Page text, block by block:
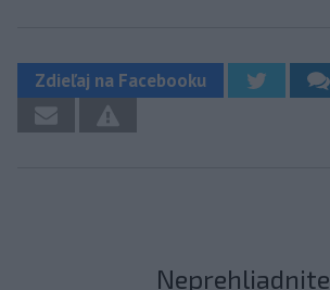
Zdieľaj na Facebooku
Neprehliadnite